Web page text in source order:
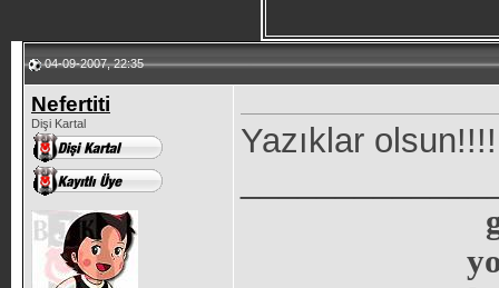
04-09-2007, 22:35
Nefertiti
Dişi Kartal
Yazıklar olsun!!!!